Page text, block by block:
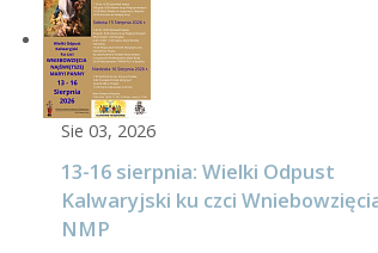
Sie 03, 2026
13-16 sierpnia: Wielki Odpust
Kalwaryjski ku czci
NMP